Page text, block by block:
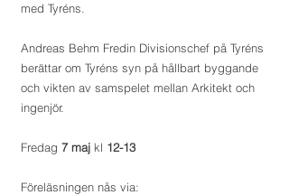
med Tyréns.
Andreas Behm Fredin Divisionschef på Tyréns
berättar om Tyréns syn på hållbart byggande
och vikten av samspelet mellan Arkitekt och
ingenjör.
Fredag 7 maj kl 12-13
Föreläsningen nås via: